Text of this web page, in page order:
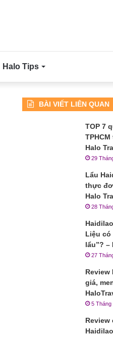
Halo Tips
BÀI VIẾT LIÊN QUAN
TOP 7
Halo
29
Lẩu
thực
Halo
28
Liệu có
lẩu”? –
27
Review
giá,
5 Tháng
Review